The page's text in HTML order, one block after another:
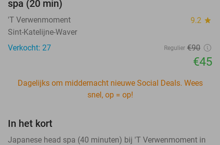
spa (20 min)
'T Verwenmoment 9.2 star
Sint-Katelijne-Waver
Verkocht: 27
Regulier €90
€45
Dagelijks om middernacht nieuwe Social Deals. Wees
snel, op = op!
In het kort
Japanese head spa (40 minuten) bij 'T Verwenmoment in